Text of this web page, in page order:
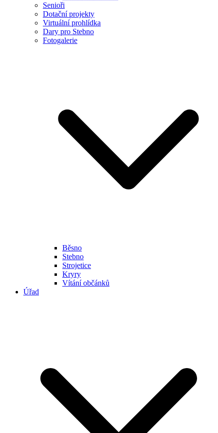
Senioři
Dotační projekty
Virtuální prohlídka
Dary pro Stebno
Fotogalerie
Běsno
Stebno
Strojetice
Kryry
Vítání občánků
Úřad